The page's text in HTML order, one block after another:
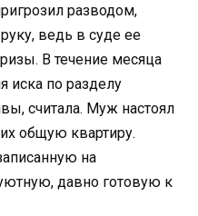
разводом,
ведь в суде ее
В течение месяца
иска по разделу
считала. Муж настоял
общую квартиру.
на
давно готовую к